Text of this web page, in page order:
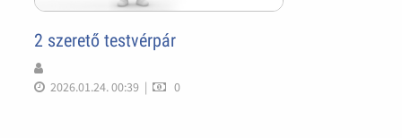
2 szerető testvérpár
2026.01.24. 00:39 | 0